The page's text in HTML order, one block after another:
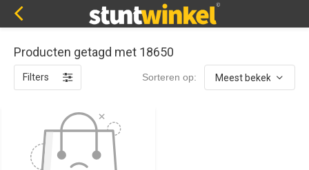
Producten getagd met 18650
Filters Sorteren op: